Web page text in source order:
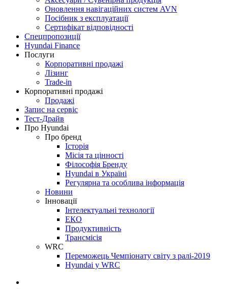
Оновлення навігаційних систем AVN
Посібник з експлуатації
Сертифікат відповідності
Спецпропозиції
Hyundai Finance
Послуги
Корпоративні продажі
Лізинг
Trade-in
Корпоративні продажі
Продажі
Запис на сервіс
Тест-Драйв
Про Hyundai
Про бренд
Історія
Місія та цінності
Філософія Бренду
Hyundai в Україні
Регулярна та особлива інформація
Новини
Інновації
Інтелектуальні технології
ЕКО
Продуктивність
Трансмісія
WRC
Переможець Чемпіонату світу з ралі-2019
Hyundai у WRC